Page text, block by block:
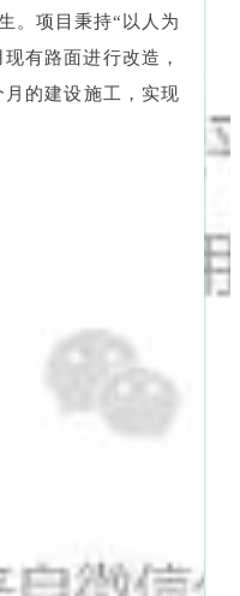
。项目秉持“以人为
有路面进行改造，
的建设施工，实现